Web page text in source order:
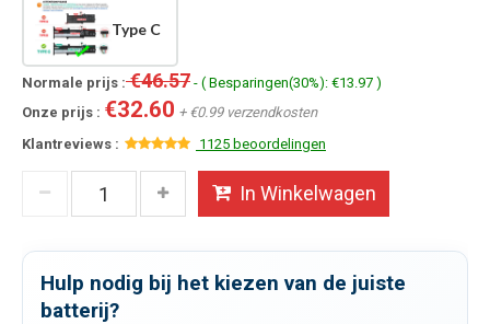
Type C
Normale prijs :€46.57 - ( Besparingen(30%): €13.97 )
Onze prijs : €32.60 + €0.99 verzendkosten
Klantreviews :
1125 beoordelingen
In Winkelwagen
Hulp nodig bij het kiezen van de juiste
batterij?